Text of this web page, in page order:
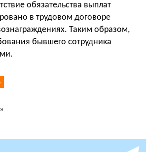
обязательства выплат
в трудовом договоре
Таким образом,
бывшего сотрудника